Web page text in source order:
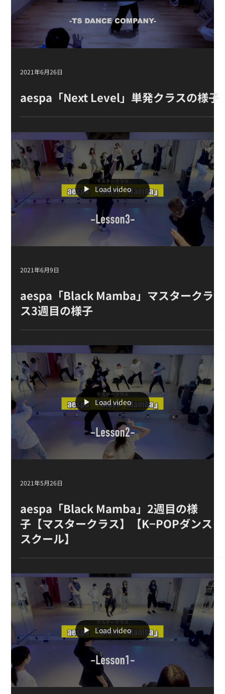
ス 4週目の様子
Load video
2021年6月26日
aespa「Next Level」単発クラスの様子
Load video
2021年6月9日
aespa「Black Mamba」 マスタークラ
ス 3週目の様子
Load video
2021年5月26日
aespa「Black Mamba」2週目の様
子 【マスタークラス 】【K−POPダンス
スクール】